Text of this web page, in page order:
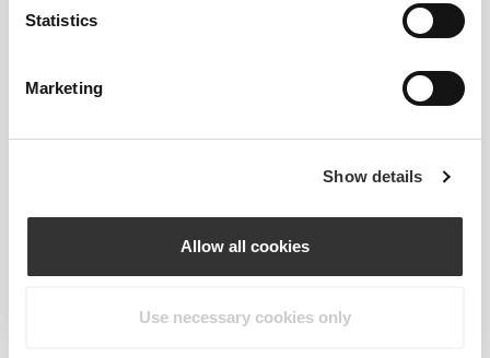
Statistics
Marketing
Show details
Allow all cookies
Use necessary cookies only